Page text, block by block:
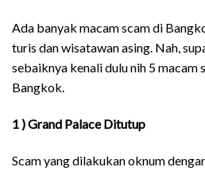
Ada banyak macam scam di
turis dan wisatawan asing. Nah,
sebaiknya kenali dulu nih 5 macam
Bangkok.
1 ) Grand Palace Ditutup
Scam yang dilakukan oknum